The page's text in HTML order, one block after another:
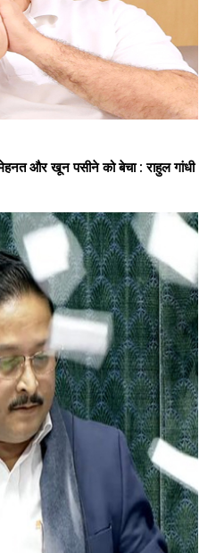
और खून पसीने को बेचा : राहुल गांधी